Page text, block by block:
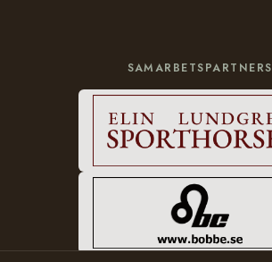
SAMARBETSPARTNERS